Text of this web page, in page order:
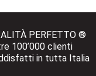
PERFETTO ®
100’000 clienti
in tutta Italia